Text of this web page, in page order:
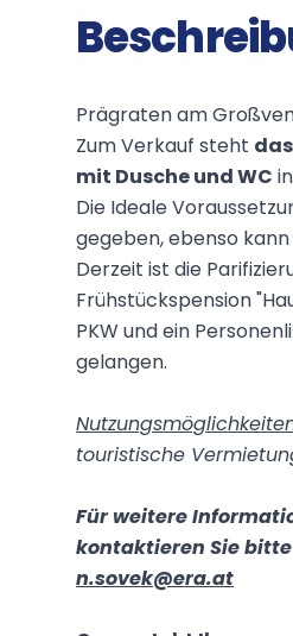
Prägraten am
Zum Verkauf steht
mit Dusche und WC
Die Ideale
gegeben, ebenso
Derzeit ist die
Frühstückspension
PKW und ein
gelangen.
touristische
Für weitere
kontaktieren Sie bitte
n.sovek@era.at